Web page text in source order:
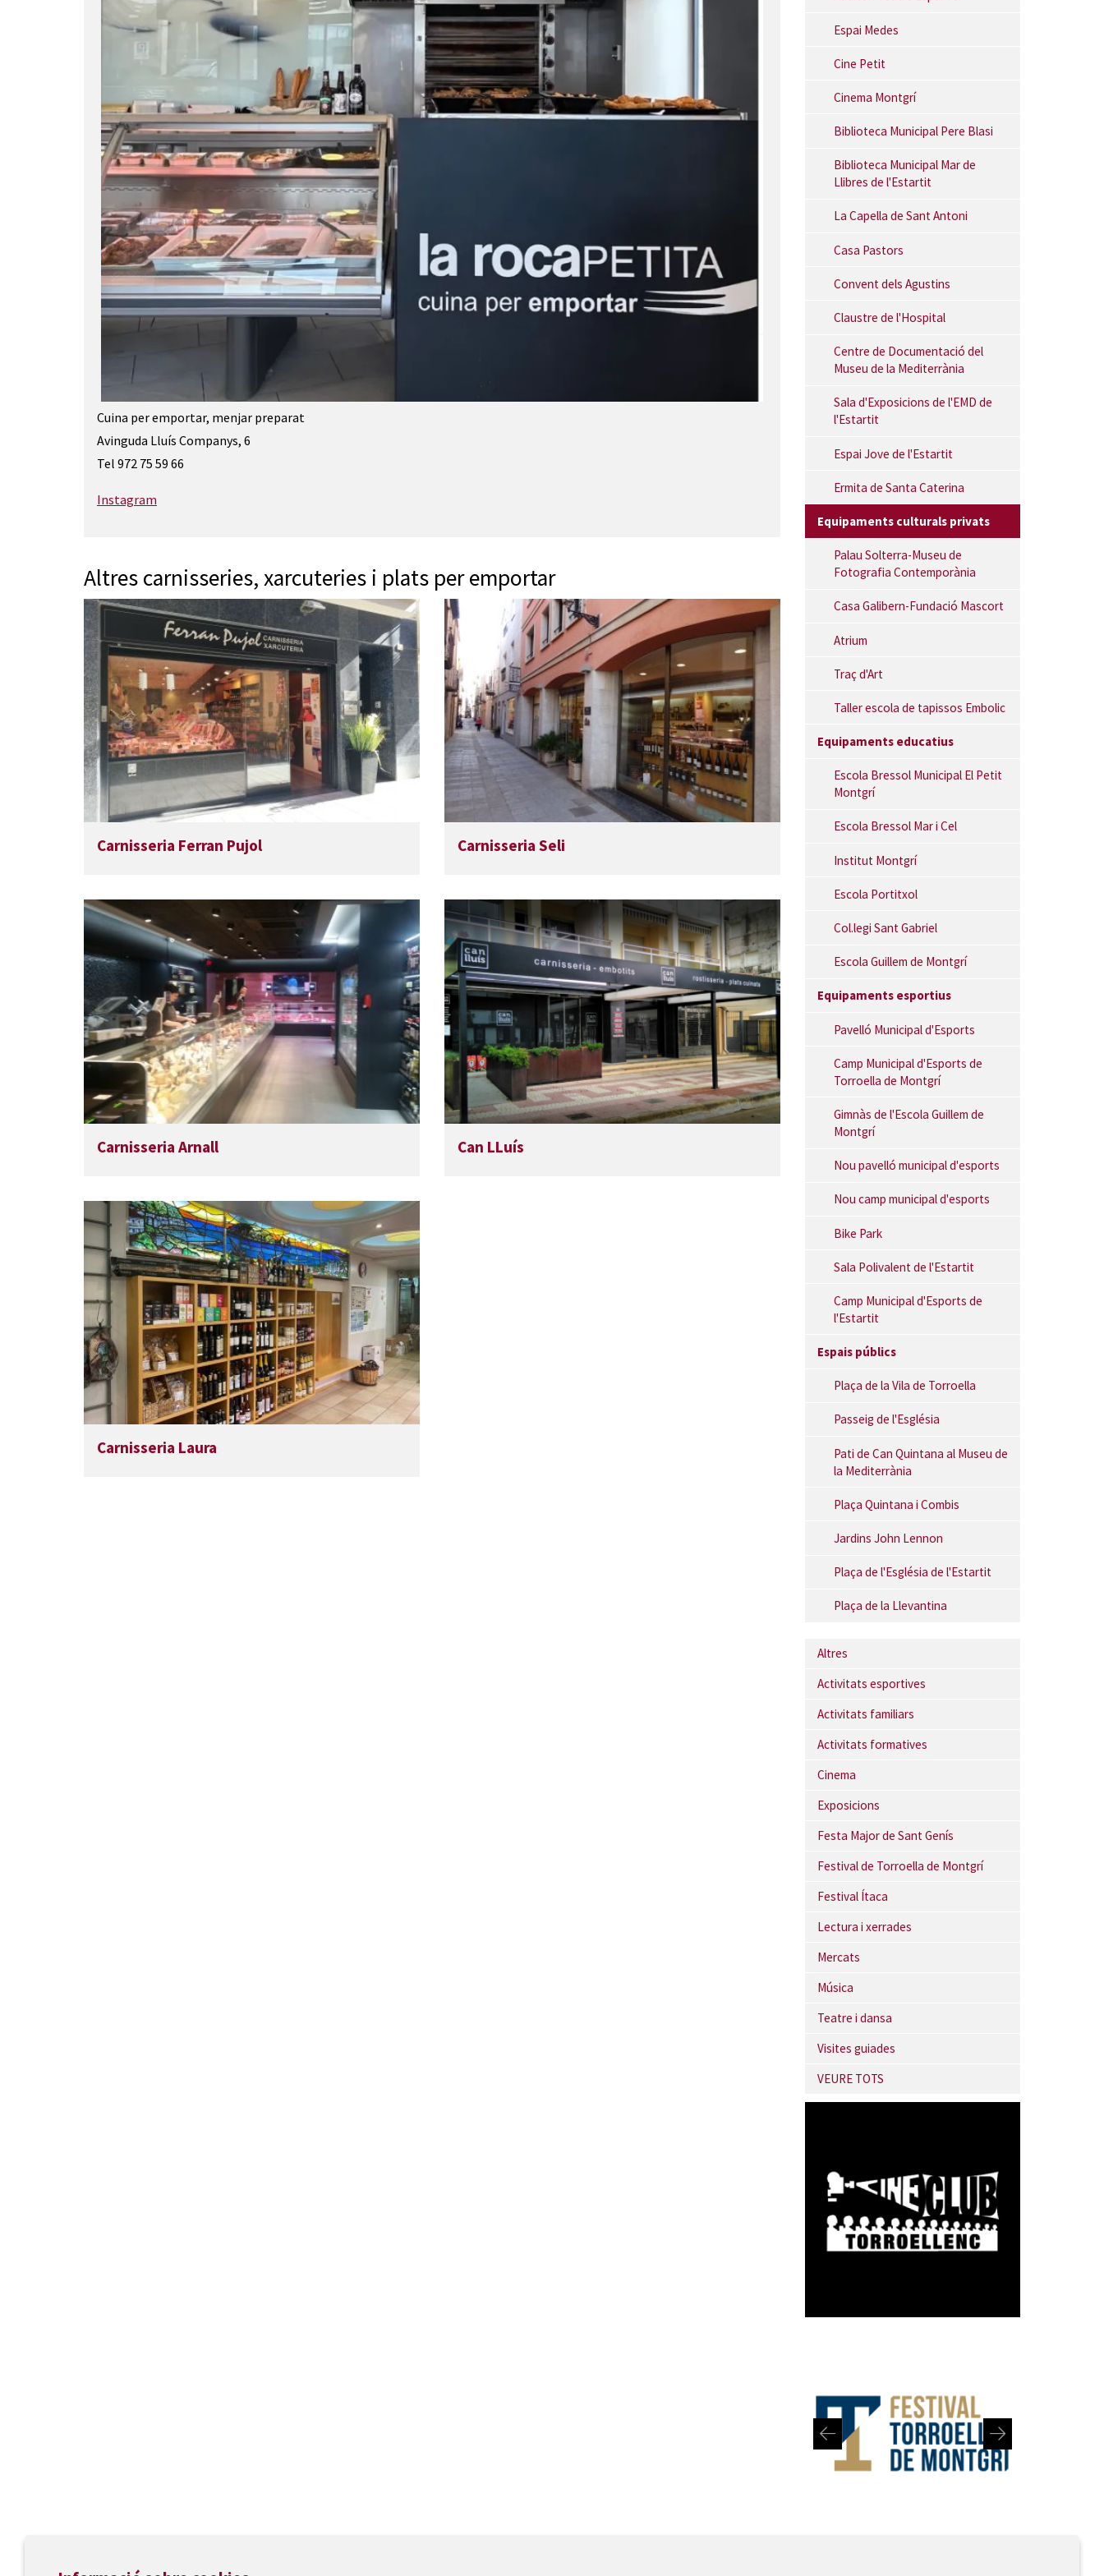
Diapositiva 1 de 1
Cuina per emportar, menjar preparat
Avinguda Lluís Companys, 6
Tel 972 75 59 66
Instagram
Altres carnisseries, xarcuteries i plats per emportar
Carnisseria Ferran Pujol Carnisseria Seli
Carnisseria Arnall Can LLuís
Carnisseria Laura
Espai Medes
Cine Petit
Cinema Montgrí
Biblioteca Municipal Pere Blasi
Biblioteca Municipal Mar de
Llibres de l'Estartit
La Capella de Sant Antoni
Casa Pastors
Convent dels Agustins
Claustre de l'Hospital
Centre de Documentació del
Museu de la Mediterrània
Sala d'Exposicions de l'EMD de
l'Estartit
Espai Jove de l'Estartit
Ermita de Santa Caterina
Equipaments culturals privats
Palau Solterra-Museu de
Fotografia Contemporània
Casa Galibern-Fundació Mascort
Atrium
Traç d'Art
Taller escola de tapissos Embolic
Equipaments educatius
Escola Bressol Municipal El Petit
Montgrí
Escola Bressol Mar i Cel
Institut Montgrí
Escola Portitxol
Col.legi Sant Gabriel
Escola Guillem de Montgrí
Equipaments esportius
Pavelló Municipal d'Esports
Camp Municipal d'Esports de
Torroella de Montgrí
Gimnàs de l'Escola Guillem de
Montgrí
Nou pavelló municipal d'esports
Nou camp municipal d'esports
Bike Park
Sala Polivalent de l'Estartit
Camp Municipal d'Esports de
l'Estartit
Espais públics
Plaça de la Vila de Torroella
Passeig de l'Església
Pati de Can Quintana al Museu de
la Mediterrània
Plaça Quintana i Combis
Jardins John Lennon
Plaça de l'Església de l'Estartit
Plaça de la Llevantina
Altres
Activitats esportives
Activitats familiars
Activitats formatives
Cinema
Exposicions
Festa Major de Sant Genís
Festival de Torroella de Montgrí
Festival Ítaca
Lectura i xerrades
Mercats
Música
Teatre i dansa
Visites guiades
VEURE TOTS